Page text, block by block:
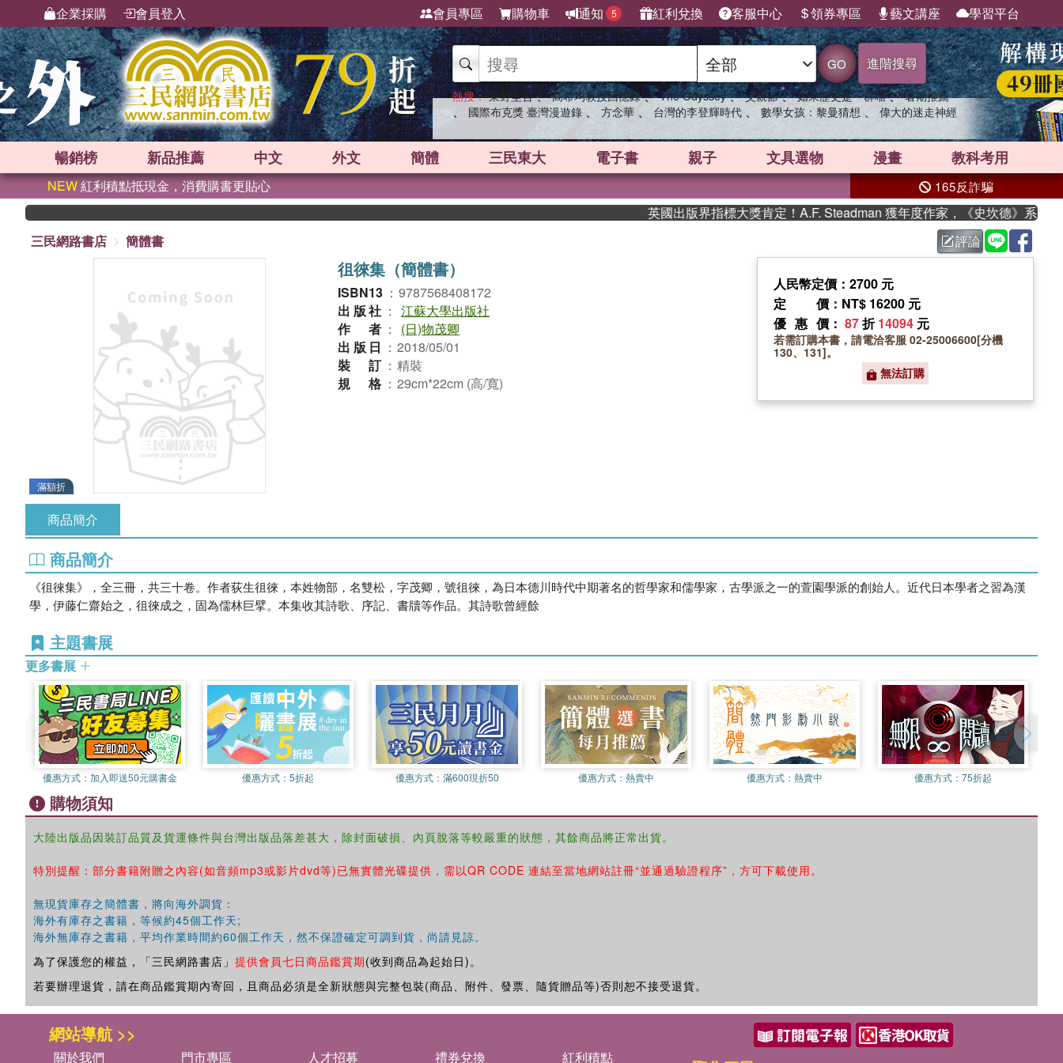
企業採購 會員登入 會員專區 購物車 通知 5 紅利兌換 客服中心 領券專區 藝文講座 學習平台
GO 進階搜尋
熱搜： 東野圭吾 、 高希均教授回憶錄 、 The Odyssey 、 父親節 、 如果歷史是一群喵 、 暑期推薦
、 國際布克獎 臺灣漫遊錄 、 方念華 、 台灣的李登輝時代 、 數學女孩：黎曼猜想 、 偉大的迷走神經
暢銷榜 新品推薦 中文 外文 簡體 三民東大 電子書 親子 文具選物 漫畫 教科考用
NEW紅利積點抵現金，消費購書更貼心 165反詐騙
英國出版界指標大獎肯定！A.F. Steadman 獲年度作家，《史坎德》系列帶你
三民網路書店
簡體書 評論
滿額折
徂徠集（簡體書）
ISBN13 ： 9787568408172
出版社 ： 江蘇大學出版社
作者 ：
(日)物茂卿
出版日 ： 2018/05/01
裝訂 ： 精裝
規格 ： 29cm*22cm (高/寬)
人民幣定價：2700 元
定價 ：NT$ 16200 元
優惠價 ： 87折14094 元
若需訂購本書，請電洽客服 02-25006600[分機
130、131]。
無法訂購
商品簡介
商品簡介
《徂徠集》，全三冊，共三十卷。作者荻生徂徠，本姓物部，名雙松，字茂卿，號徂徠，為日本德川時代中期著名的哲學家和儒學家，古學派之一的萱園學派的創始人。近代日本學者之習為漢
學，伊藤仁齋始之，徂徠成之，固為儒林巨擘。本集收其詩歌、序記、書牘等作品。其詩歌曾經餘
主題書展
更多書展
優惠方式： 加入即送50元購書金 優惠方式：5折起 優惠方式： 滿600現折50 優惠方式： 熱賣中 優惠方式： 熱賣中 優惠方式：75折起
購物須知
大陸出版品因裝訂品質及貨運條件與台灣出版品落差甚大，除封面破損、內頁脫落等較嚴重的狀態，其餘商品將正常出貨。
特別提醒：部分書籍附贈之內容(如音頻mp3或影片dvd等)已無實體光碟提供，需以QR CODE 連結至當地網站註冊“並通過驗證程序”，方可下載使用。
無現貨庫存之簡體書，將向海外調貨：
海外有庫存之書籍，等候約45個工作天;
海外無庫存之書籍，平均作業時間約60個工作天，然不保證確定可調到貨，尚請見諒。
為了保護您的權益，「三民網路書店」 提供會員七日商品鑑賞期(收到商品為起始日)。
若要辦理退貨，請在商品鑑賞期內寄回，且商品必須是全新狀態與完整包裝(商品、附件、發票、隨貨贈品等)否則恕不接受退貨。
網站導航 >>
關於我們 門市專區 人才招募 禮券兌換 紅利積點